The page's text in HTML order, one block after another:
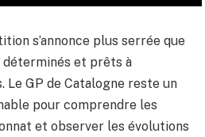
s’annonce plus serrée que
déterminés et prêts à
GP de Catalogne reste un
pour comprendre les
et observer les évolutions